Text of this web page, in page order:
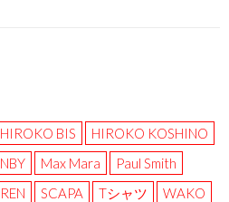
HIROKO BIS
HIROKO KOSHINO
Max Mara
Paul Smith
SCAPA Tシャツ
WAKO